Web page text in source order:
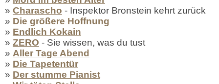
» Charascho - Inspektor Bronstein kehrt zurück
» Die größere Hoffnung
» Endlich Kokain
» ZERO - Sie wissen, was du tust
» Aller Tage Abend
» Die Tapetentür
» Der stumme Pianist